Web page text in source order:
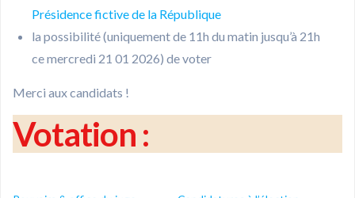
Présidence fictive de la République
la possibilité (uniquement de 11h du matin jusqu’à 21h
ce mercredi 21 01 2026) de voter
Merci aux candidats !
Votation :